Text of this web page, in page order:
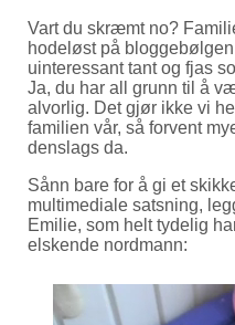
Vart du skræmt no?
hodeløst på
uinteressant tant og fjas
Ja, du har all grunn til å
alvorlig. Det gjør ikke vi
familien vår, så forvent
denslags da.
Sånn bare for å gi et
multimediale satsning,
Emilie, som helt tydelig
elskende nordmann: